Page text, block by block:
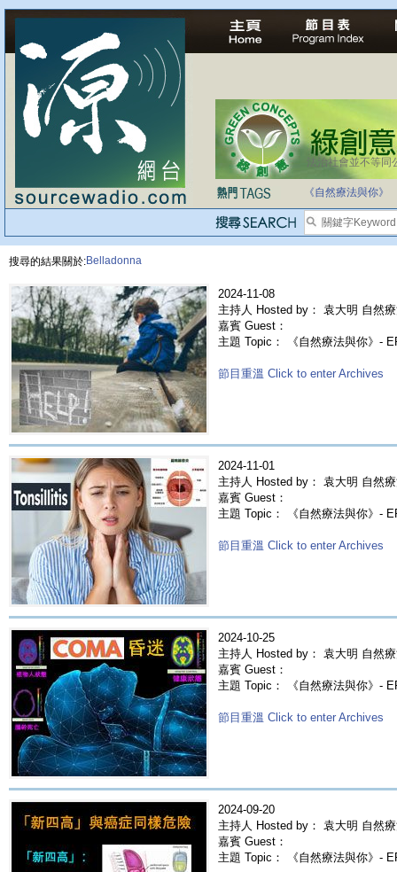
法治社會並不等同
自家教育合法化-
《自然療法與你》
搜尋的結果關於:Belladonna
2024-11-08
主持人 Hosted by： 袁大明 自然
嘉賓 Guest：
主題 Topic： 《自然療法與你》-
節目重溫 Click to enter Archives
2024-11-01
主持人 Hosted by： 袁大明 自然
嘉賓 Guest：
主題 Topic： 《自然療法與你》-
節目重溫 Click to enter Archives
2024-10-25
主持人 Hosted by： 袁大明 自然
嘉賓 Guest：
主題 Topic： 《自然療法與你》-
節目重溫 Click to enter Archives
2024-09-20
主持人 Hosted by： 袁大明 自然
嘉賓 Guest：
主題 Topic： 《自然療法與你》-